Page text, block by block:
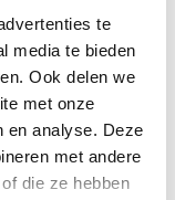
te
media te bieden
Ook delen we
met onze
en analyse. Deze
met andere
die ze hebben